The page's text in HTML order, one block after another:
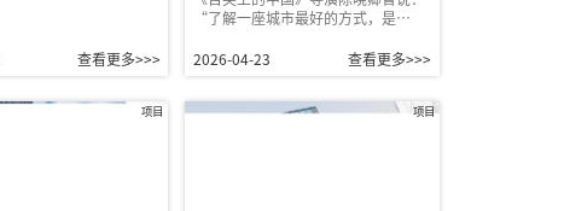
查看更多>>>
“了解一座城市最好的方式，是…
2026-04-23 查看更多>>>
项目 项目